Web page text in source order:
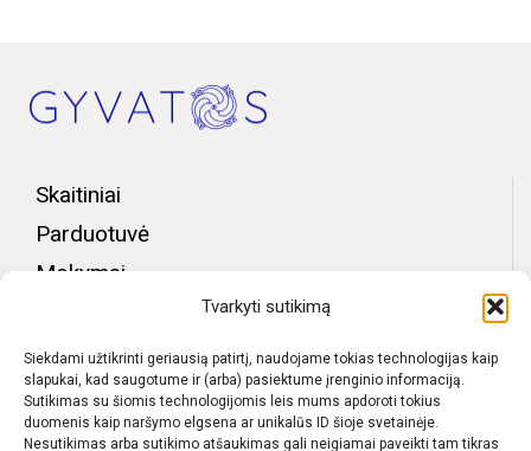
Tvarkyti sutikimą
Siekdami užtikrinti geriausią patirtį, naudojame tokias technologijas kaip
slapukai, kad saugotume ir (arba) pasiektume įrenginio informaciją.
Sutikimas su šiomis technologijomis leis mums apdoroti tokius
duomenis kaip naršymo elgsena ar unikalūs ID šioje svetainėje.
Nesutikimas arba sutikimo atšaukimas gali neigiamai paveikti tam tikras
Skaitiniai
Parduotuvė
Mokymai
Bendruomenės zona
Apie mus
Kontaktai
D.U.K.